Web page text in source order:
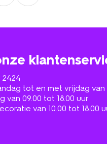
2424
tot en met vrijdag van
van 09.00 tot 18.00 uur
van 10.00 tot 18.00